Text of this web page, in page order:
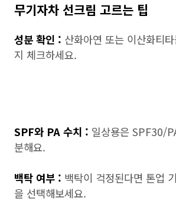
무기자차 선크림 고르는 팁
성분 확인 : 산화아연 또는 이산화티
지 체크하세요.
SPF와 PA 수치 : 일상용은 SPF30/
분해요.
백탁 여부 : 백탁이 걱정된다면 톤업
을 선택해보세요.